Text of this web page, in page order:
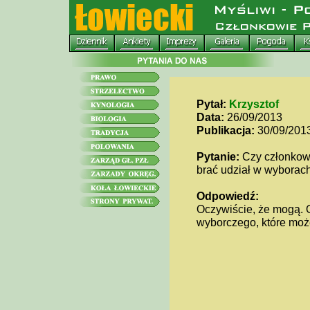
Pytał: Krzysztof
Data: 26/09/2013
Publikacja: 30/09/
Pytanie: Czy
brać udział w
Odpowiedź:
Oczywiście, że mogą.
wyborczego, które